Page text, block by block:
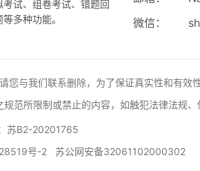
试、组卷考试、错题回
多种功能。
微信：
与我们联系删除，为了保证真实性和有效
范所限制或禁止的内容，如触犯法律法规、
苏B2-20201765
号-2 苏公网安备32061102000302